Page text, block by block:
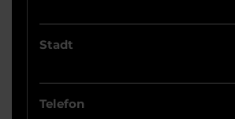
Stadt
Telefon